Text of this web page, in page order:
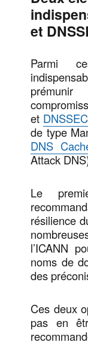
et
Parmi
et DNSSEC
de type
DNS
Attack
Le
résilience
l’ICANN
noms de
des
Ces deux
pas en